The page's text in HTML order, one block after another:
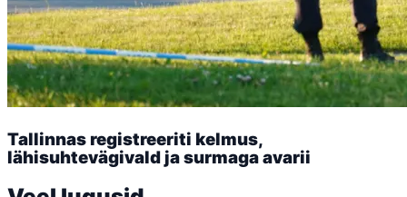
Tallinnas registreeriti kelmus,
lähisuhtevägivald ja surmaga avarii